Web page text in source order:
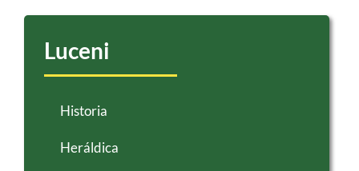
Luceni
Historia
Heráldica